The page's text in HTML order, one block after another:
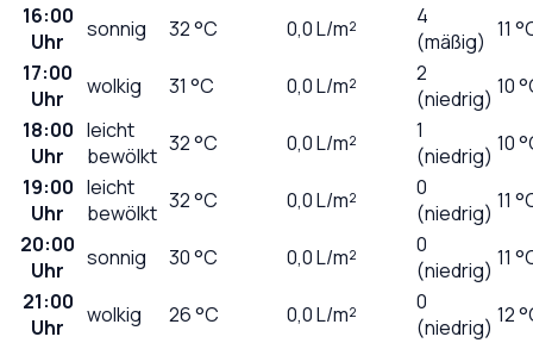
16:00
Uhr
sonnig 32°C 0,0L/m²
4
(mäßig) 11
17:00
Uhr
wolkig 31 °C 0,0L/m²
2
(niedrig) 10
18:00
Uhr
leicht
bewölkt 32°C 0,0L/m²
1
(niedrig) 10
19:00
Uhr
leicht
bewölkt 32°C 0,0L/m²
0
(niedrig) 11
20:00
Uhr
sonnig 30°C 0,0L/m²
0
(niedrig) 11
21:00
Uhr
wolkig 26°C 0,0L/m²
0
(niedrig) 12